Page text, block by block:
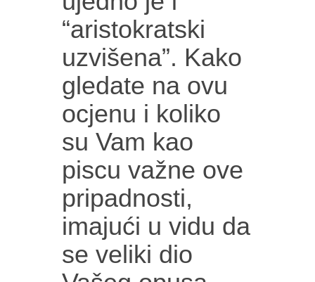
“aristokratski
uzvišena”. Kako
gledate na ovu
ocjenu i koliko
su Vam kao
piscu važne ove
pripadnosti,
imajući u vidu da
se veliki dio